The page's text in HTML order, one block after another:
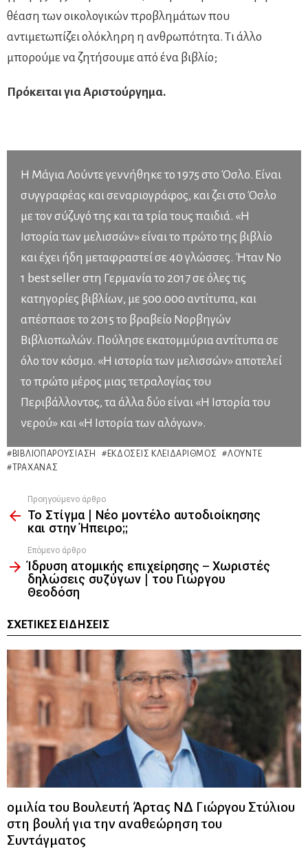
θέαση των οικολογικών προβλημάτων που
αντιμετωπίζει ολόκληρη η ανθρωπότητα. Τι άλλο
μπορούμε να ζητήσουμε από ένα βιβλίο;
Πρόκειται για Αριστούργημα.
Η Μάγια Λούντε γεννήθηκε το 1975 στο Όσλο. Είναι
συγγραφέας και σεναριογράφος, και ζει στο Όσλο
με τον σύζυγό της και τα τρία τους παιδιά. «Η
Ιστορία των μελισσών» είναι το πρώτο της βιβλίο
και έχει ήδη μεταφραστεί σε 40 γλώσσες. Ήταν Νο
1 best seller στη Γερμανία το 2017 σε όλες τις
κατηγορίες βιβλίων, με 500.000 αντίτυπα, και
απέσπασε το 2015 το βραβείο Νορβηγών
Βιβλιοπωλών. Πούλησε εκατομμύρια αντίτυπα σε
όλο τον κόσμο. «Η ιστορία των μελισσών» αποτελεί
το πρώτο μέρος μιας τετραλογίας του
Περιβάλλοντος, τα άλλα δύο είναι «Η Ιστορία του
νερού» και «Η Ιστορία των αλόγων».
ΒΙΒΛΙΟΠΑΡΟΥΣΊΑΣΗ ΕΚΔΌΣΕΙΣ ΚΛΕΙΔΆΡΙΘΜΟΣ
ΛΟΎΝΤΕ
ΤΡΑΧΑΝΆΣ
more
Προηγούμενο άρθρο
Το Στίγμα | Νέο μοντέλο αυτοδιοίκησης
και στην Ήπειρο;;
Επόμενο άρθρο
Ίδρυση ατομικής επιχείρησης – Χωριστές
δηλώσεις συζύγων | του Γιώργου
Θεοδόση
ΣΧΕΤΙΚΈΣ ΕΙΔΉΣΕΙΣ
ομιλία του Βουλευτή Άρτας ΝΔ Γιώργου Στύλιου
στη βουλή για την αναθεώρηση του
Συντάγματος